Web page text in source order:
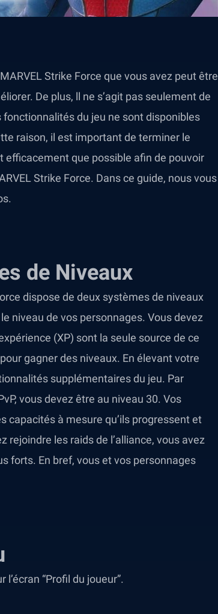
Strike Force que vous avez peut être
De plus, ll ne s’agit pas seulement de
du jeu ne sont disponibles
raison, il est important de terminer le
efficacement que possible afin de pouvoir
Strike Force. Dans ce guide, nous vous
de Niveaux
dispose de deux systèmes de niveaux
niveau de vos personnages. Vous devez
(XP) sont la seule source de ce
gagner des niveaux. En élevant votre
supplémentaires du jeu. Par
vous devez être au niveau 30. Vos
capacités à mesure qu’ils progressent et
rejoindre les raids de l’alliance, vous avez
forts. En bref, vous et vos personnages
“Profil du joueur”.